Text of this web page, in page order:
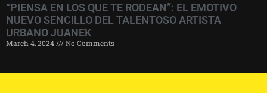
“PIENSA EN LOS QUE TE RODEAN”: EL EMOTIVO
NUEVO SENCILLO DEL TALENTOSO ARTISTA
URBANO JUANEK
March 4, 2024 No Comments